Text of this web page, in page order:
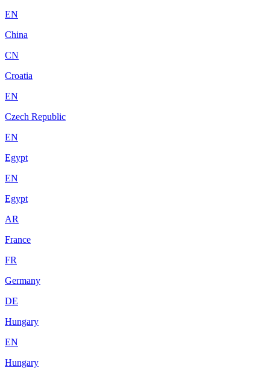
EN
China
CN
Croatia
EN
Czech Republic
EN
Egypt
EN
Egypt
AR
France
FR
Germany
DE
Hungary
EN
Hungary